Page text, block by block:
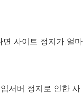
면 사이트 정지가 얼마
서버 정지로 인한 사